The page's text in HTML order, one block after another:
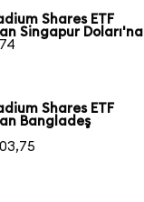
Shares ETF
Singapur Doları'na
Shares ETF
Bangladeş